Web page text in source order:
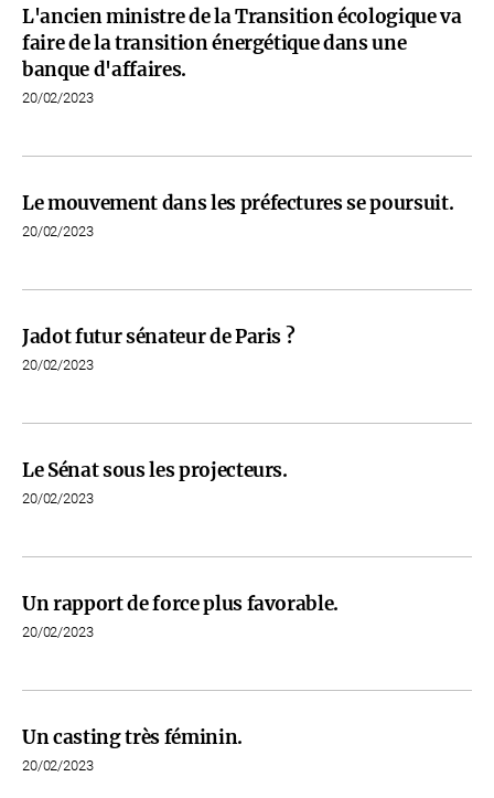
L'ancien ministre de la Transition écologique va
faire de la transition énergétique dans une
banque d'affaires.
20/02/2023
Le mouvement dans les préfectures se poursuit.
20/02/2023
Jadot futur sénateur de Paris ?
20/02/2023
Le Sénat sous les projecteurs.
20/02/2023
Un rapport de force plus favorable.
20/02/2023
Un casting très féminin.
20/02/2023